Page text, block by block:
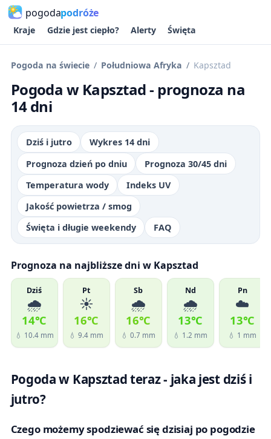
pogodapodróże
Kraje Gdzie jest ciepło? Alerty Święta
Pogoda na świecie Południowa Afryka Kapsztad
Pogoda w Kapsztad - prognoza na
14 dni
Dziś i jutro
Wykres 14 dni
Prognoza dzień po dniu
Prognoza 30/45 dni
Temperatura wody
Indeks UV
Jakość powietrza / smog
Święta i długie weekendy
FAQ
Prognoza na najbliższe dni w Kapsztad
Dziś
🌧️
14℃
💧 10.4 mm
Pt
☀️
16℃
💧 9.4 mm
Sb
🌧️
16℃
💧 0.7 mm
Nd
🌧️
13℃
💧 1.2 mm
Pn
☁️
13℃
💧 1 mm
Pogoda w Kapsztad teraz - jaka jest dziś i
jutro?
Czego możemy spodziewać się dzisiaj po pogodzie